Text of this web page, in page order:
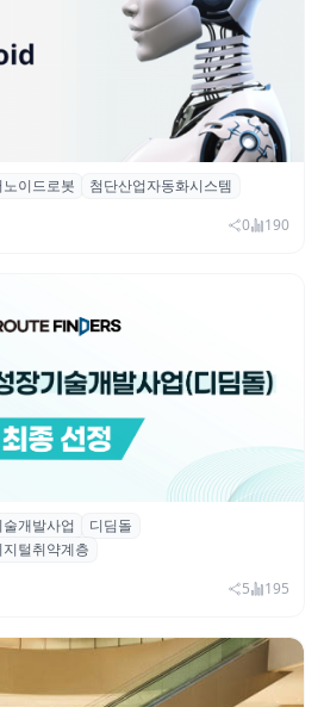
로봇용 ‘MiniMix’ 하이
넥터 공개
노이드로봇
첨단산업자동화시스템
0 190
창업성장기술개발사업
개발사업
디딤돌
지털취약계층
5 195